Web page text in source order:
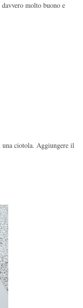
molto buono e
una ciotola. Aggiungere il